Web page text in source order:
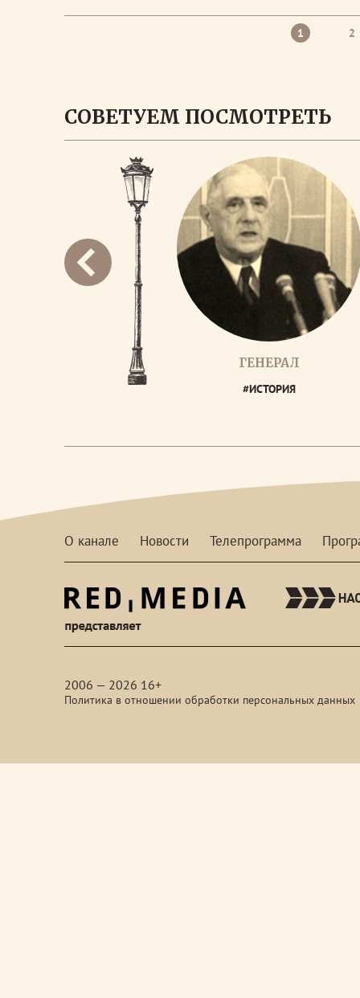
1 2
СОВЕТУЕМ ПОСМОТРЕТЬ
ГЕНЕРАЛ
#ИСТОРИЯ
О канале Новости Телепрограмма
2006 — 2026 16+
Политика в отношении обработки персональных данных